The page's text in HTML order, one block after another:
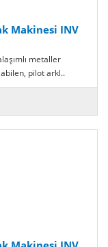
Makinesi INV
metaller
pilot arkl..